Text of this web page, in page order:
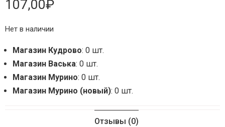
107,00₽
Нет в наличии
Магазин Кудрово: 0 шт.
Магазин Васька: 0 шт.
Магазин Мурино: 0 шт.
Магазин Мурино (новый): 0 шт.
Отзывы (0)